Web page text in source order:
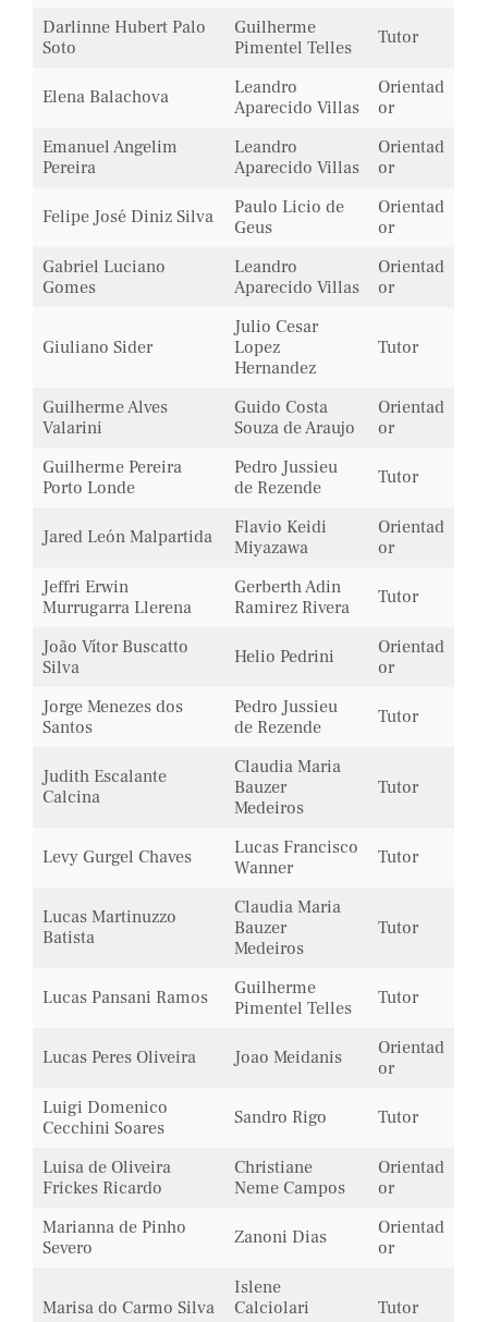
Darlinne Hubert Palo
Soto
Guilherme
Pimentel Telles
Tutor
Elena Balachova
Leandro
Aparecido Villas
Orientad
or
Emanuel Angelim
Pereira
Leandro
Aparecido Villas
Orientad
or
Felipe José Diniz Silva
Paulo Licio de
Geus
Orientad
or
Gabriel Luciano
Gomes
Leandro
Aparecido Villas
Orientad
or
Giuliano Sider
Julio Cesar
Lopez
Hernandez
Tutor
Guilherme Alves
Valarini
Guido Costa
Souza de Araujo
Orientad
or
Guilherme Pereira
Porto Londe
Pedro Jussieu
de Rezende
Tutor
Jared León Malpartida
Flavio Keidi
Miyazawa
Orientad
or
Jeffri Erwin
Murrugarra Llerena
Gerberth Adin
Ramirez Rivera
Tutor
João Vítor Buscatto
Silva
Helio Pedrini
Orientad
or
Jorge Menezes dos
Santos
Pedro Jussieu
de Rezende
Tutor
Judith Escalante
Calcina
Claudia Maria
Bauzer
Medeiros
Tutor
Levy Gurgel Chaves
Lucas Francisco
Wanner
Tutor
Lucas Martinuzzo
Batista
Claudia Maria
Bauzer
Medeiros
Tutor
Lucas Pansani Ramos
Guilherme
Pimentel Telles
Tutor
Lucas Peres Oliveira Joao Meidanis
Orientad
or
Luigi Domenico
Cecchini Soares
Sandro Rigo Tutor
Luisa de Oliveira
Frickes Ricardo
Christiane
Neme Campos
Orientad
or
Marianna de Pinho
Severo
Zanoni Dias
Orientad
or
Marisa do Carmo Silva
Islene
Calciolari
Tutor